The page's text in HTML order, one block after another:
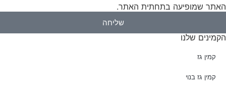
האתר שמופיעה בתחתית האתר.
שליחה
הקמינים שלנו
קמין גז
קמין גז בנוי